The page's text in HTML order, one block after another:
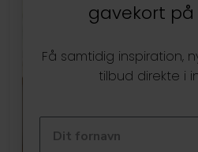
gavekort på
Få samtidig inspiration,
tilbud direkte i